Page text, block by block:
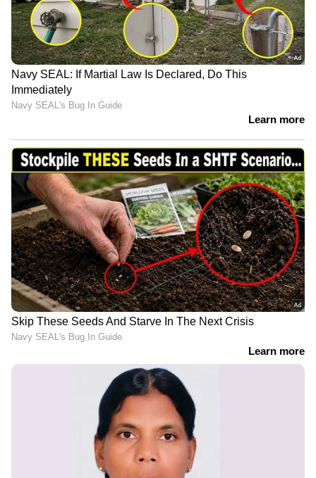
പാൻ ഇന്ത്യൻ താരങ്ങളായ സുനിൽ, കബീർ
ദുഹാൻ സിങ് എന്നിവരും ജഗദീഷ്, സിദ്ധിഖ്,
ആൻസൺ പോള്‍, രാജ് തിരൺദാസു, ഷോൺ
ജോയ് തുടങ്ങിയ ശ്രദ്ധേയ താരങ്ങളും റാപ്പർ
തീവാരി, 'ലോക' ഫെയിം ഷിബിൻ എസ്. രാഘവ്,
ഹിപ്സ്റ്റർ‍ പ്രണവ് രാജ്, കോൾ മീ വെനം തുടങ്ങി
നിരവധി താരങ്ങള്ർ ചിത്രത്തിലുണ്ട്.
സിനിമയുടെ ചിത്രീകരണത്തിന്
തായ്‌ലൻഡിലായിരുന്നു തുടക്കം കുറിച്ചിരുന്നത്.
ഓങ്-ബാക്ക് 2, ബാഹുബലി-2: കൺക്ലൂഷൻ,
ജവാൻ, ബാഗി 2, പൊന്നിയൻ സെൽവൻ പാർട്ട്
1 തുടങ്ങിയ ശ്രദ്ധേയ സിനിമകൾക്ക് ആക്ഷൻ
ഒരുക്കിയ ലോക പ്രശസ്തനായ സ്റ്റണ്ട്
കോറിയോഗ്രഫർ കെച്ച കെംബഡികെ ആണ്
ചിത്രത്തിൽ ആക്ഷനൊരുക്കുന്നത്. സിനിമയുടെ
രചന നിർവ്വഹിച്ചിരിക്കുന്നത് പോൾ ജോർജ്,
ജോബി വർഗ്ഗീസ്, ജെറോ ജേക്കബ്
എന്നിവരാണ്. സംഭാഷണം ഒരുക്കുന്നത് ബിഗ്
ബി, ചാപ്പ കുരിശ്, മുന്നറിയിപ്പ്, ചാർലി തുടങ്ങിയ